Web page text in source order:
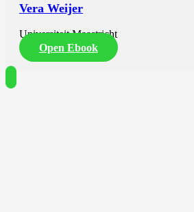
Vera Weijer
Universiteit Maastricht
Open Ebook